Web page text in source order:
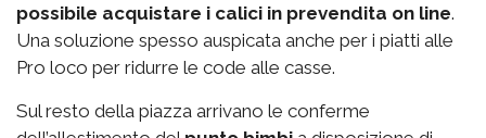
possibile acquistare i calici in prevendita on line.
Una soluzione spesso auspicata anche per i piatti alle
Pro loco per ridurre le code alle casse.
Sul resto della piazza arrivano le conferme